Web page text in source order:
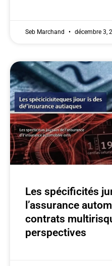
Seb Marchand décembre 3,
Les spécificités
l’assurance
contrats
perspectives